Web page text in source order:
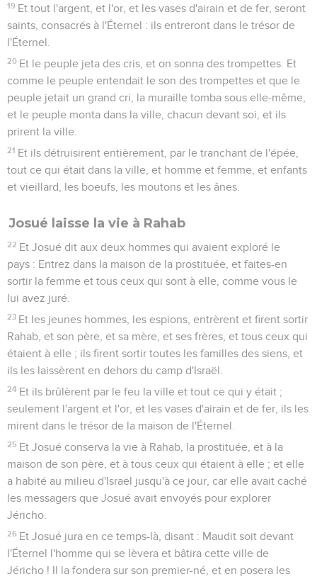
19 Et tout l'argent, et l'or, et les vases d'airain et de fer, seront
saints, consacrés à l'Éternel : ils entreront dans le trésor de
l'Éternel.
20 Et le peuple jeta des cris, et on sonna des trompettes. Et
comme le peuple entendait le son des trompettes et que le
peuple jetait un grand cri, la muraille tomba sous elle-même,
et le peuple monta dans la ville, chacun devant soi, et ils
prirent la ville.
21 Et ils détruisirent entièrement, par le tranchant de l'épée,
tout ce qui était dans la ville, et homme et femme, et enfants
et vieillard, les boeufs, les moutons et les ânes.
Josué laisse la vie à Rahab
22 Et Josué dit aux deux hommes qui avaient exploré le
pays : Entrez dans la maison de la prostituée, et faites-en
sortir la femme et tous ceux qui sont à elle, comme vous le
lui avez juré.
23 Et les jeunes hommes, les espions, entrèrent et firent sortir
Rahab, et son père, et sa mère, et ses frères, et tous ceux qui
étaient à elle ; ils firent sortir toutes les familles des siens, et
ils les laissèrent en dehors du camp d'Israël.
24 Et ils brûlèrent par le feu la ville et tout ce qui y était ;
seulement l'argent et l'or, et les vases d'airain et de fer, ils les
mirent dans le trésor de la maison de l'Éternel.
25 Et Josué conserva la vie à Rahab, la prostituée, et à la
maison de son père, et à tous ceux qui étaient à elle ; et elle
a habité au milieu d'Israël jusqu'à ce jour, car elle avait caché
les messagers que Josué avait envoyés pour explorer
Jéricho.
26 Et Josué jura en ce temps-là, disant : Maudit soit devant
l'Éternel l'homme qui se lèvera et bâtira cette ville de
Jéricho ! Il la fondera sur son premier-né, et en posera les